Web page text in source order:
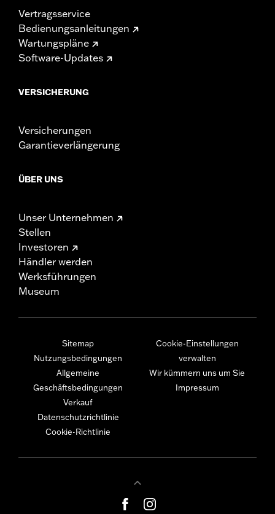
Vertragsservice
Bedienungsanleitungen
Wartungspläne
Software-Updates
VERSICHERUNG
Versicherungen
Garantieverlängerung
ÜBER UNS
Unser Unternehmen
Stellen
Investoren
Händler werden
Werksführungen
Museum
Sitemap
Nutzungsbedingungen
Allgemeine
Geschäftsbedingungen
Verkauf
Datenschutzrichtlinie
Cookie-Richtlinie
Cookie-Einstellungen
verwalten
Wir kümmern uns um Sie
Impressum